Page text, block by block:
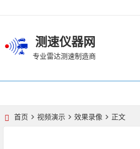
测速仪器网
专业雷达测速制造商
首页 视频演示 效果录像 正文